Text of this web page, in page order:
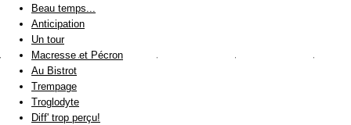
Beau temps...
Anticipation
Un tour
Macresse et Pécron
Au Bistrot
Trempage
Troglodyte
Diff' trop perçu!